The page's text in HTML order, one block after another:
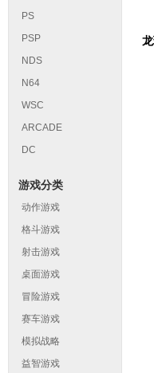
PS
PSP
NDS
N64
WSC
ARCADE
DC
游戏分类
动作游戏
格斗游戏
射击游戏
桌面游戏
冒险游戏
赛车游戏
模拟战略
益智游戏